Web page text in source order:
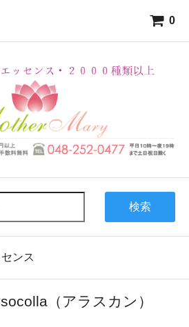
0
検索
ンス
（アラスカン）